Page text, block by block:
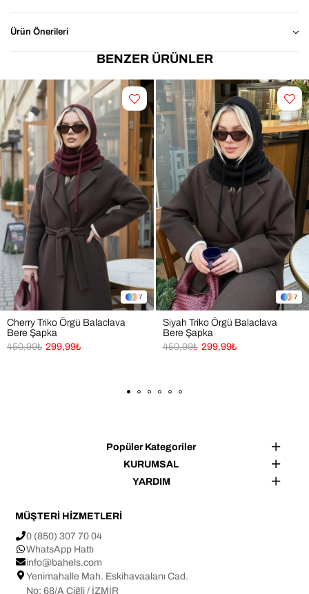
kombine kolayca uyum sağlar.
kullanım.
📐 Ürün İçeriği
Ürün İçeriği: %100 Akrilik
🎯 Kimler İçin İdeal?
Çocuklar
Hassas cilde sahip minikler
Rahat, hafif ve kullanımı kolay şapka arayanlar
Dayanıklı ve uzun ömürlü tercih edenler
Formunu koruyan ve kullanışlı ürün sevenler
Kış ve serin havalarda kulak ve baş koruması arayan
👜 Kullanım Alanları
✔ Seyahat
✔ Park, yürüyüş..
Not: Işık ve ekran ayarlarına bağlı olarak ürün renginde ±1
Tasarım ve üretim BAHELS markasına aittir.
Ürün Önerileri
BENZER ÜRÜNLER
7
Cherry Triko Örgü Balaclava
Bere Şapka
299,99₺
450,99₺
7
Siyah Triko Örgü Balaclava
Bere Şapka
299,99₺
450,99₺
Popüler Kategoriler
KURUMSAL
YARDIM
MÜŞTERİ HİZMETLERİ
0 (850) 307 70 04
WhatsApp Hattı
info@bahels.com
Yenimahalle Mah. Eskihavaalanı Cad.
No: 68/A Çiğli / İZMİR